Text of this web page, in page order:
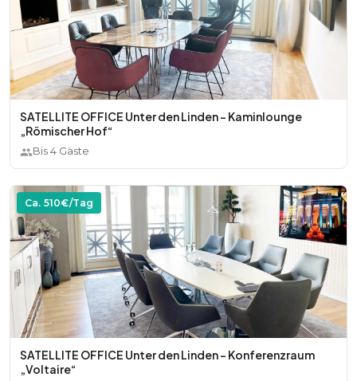
SATELLITE OFFICE Unter den Linden - Kaminlounge
„Römischer Hof“
Bis4 Gäste
Ca. 510€/Tag
SATELLITE OFFICE Unter den Linden - Konferenzraum
„Voltaire“